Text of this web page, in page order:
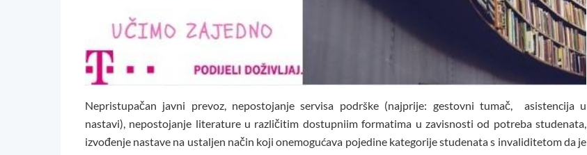
Nepristupačan javni prevoz, nepostojanje servisa podrške (najprije: gestovni tumač, asistencija u
nastavi), nepostojanje literature u različitim dostupniim formatima u zavisnosti od potreba studenata,
izvođenje nastave na ustaljen način koji onemogućava pojedine kategorije studenata s invaliditetom da je